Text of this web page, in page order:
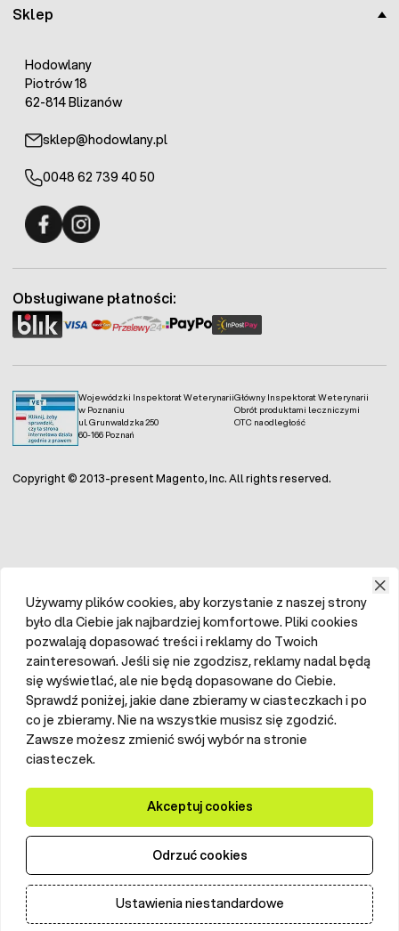
Ilość
Sklep
Hodowlany
Piotrów 18
62-814 Blizanów
sklep@hodowlany.pl
0048 62 739 40 50
Wojewódzki Inspektorat Weterynarii
w Poznaniu
ul. Grunwaldzka 250
60-166 Poznań
Główny Inspektorat Weterynarii
Obrót produktami leczniczymi
OTC na odległość
Obsługiwane płatności:
Copyright © 2013-present Magento, Inc. All rights reserved.
Używamy plików cookies, aby korzystanie z naszej strony
było dla Ciebie jak najbardziej komfortowe. Pliki cookies
pozwalają dopasować treści i reklamy do Twoich
zainteresowań. Jeśli się nie zgodzisz, reklamy nadal będą
się wyświetlać, ale nie będą dopasowane do Ciebie.
Sprawdź poniżej, jakie dane zbieramy w ciasteczkach i po
co je zbieramy. Nie na wszystkie musisz się zgodzić.
Zawsze możesz zmienić swój wybór na stronie
ciasteczek.
Akceptuj cookies
Odrzuć cookies
Ustawienia niestandardowe